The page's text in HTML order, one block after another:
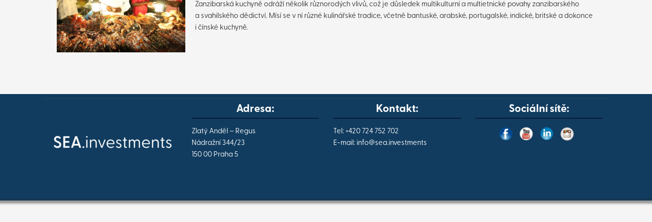
Zanzibarská kuchyně odráží několik různorodých vlivů, což je důsledek multikulturní a multietnické povahy zanzibarského
a svahilského dědictví. Mísí se v ní různé kulinářské tradice, včetně bantuské, arabské, portugalské, indické, britské a dokonce
i čínské kuchyně.
Adresa:
Zlatý Anděl – Regus
Nádražní 344/23
150 00 Praha 5
Kontakt:
Tel: +420 724 752 702
E-mail: info@sea.investments
Sociální sítě: